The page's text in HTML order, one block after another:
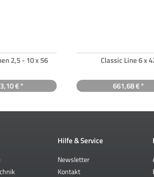
2,5 - 10 x 56
€ *
Classic Line 6 x
661,68 € *
Hilfe & Service
Newsletter
Kontakt